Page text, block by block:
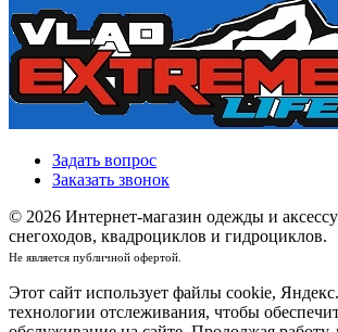
Задать вопрос
Заказать звонок
© 2026 Интернет-магазин одежды и
снегоходов, квадроциклов и гидроциклов.
Не является публичной офертой.
Этот сайт использует файлы cookie,
технологии отслеживания, чтобы